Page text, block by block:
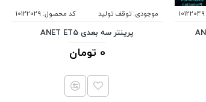
10122049 موجودی:توقف تولید کد محصول: 10122029
پرینتر سه بعدی ANET ET5
0 تومان